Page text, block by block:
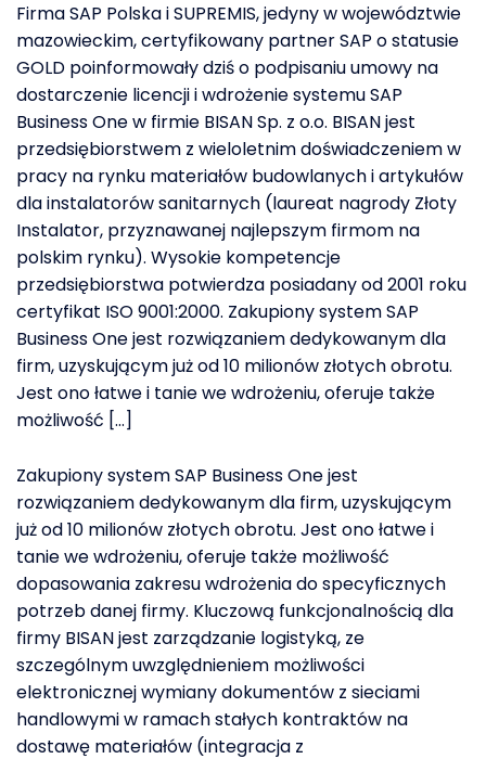
Firma SAP Polska i SUPREMIS, jedyny w województwie
mazowieckim, certyfikowany partner SAP o statusie
GOLD poinformowały dziś o podpisaniu umowy na
dostarczenie licencji i wdrożenie systemu SAP
Business One w firmie BISAN Sp. z o.o. BISAN jest
przedsiębiorstwem z wieloletnim doświadczeniem w
pracy na rynku materiałów budowlanych i artykułów
dla instalatorów sanitarnych (laureat nagrody Złoty
Instalator, przyznawanej najlepszym firmom na
polskim rynku). Wysokie kompetencje
przedsiębiorstwa potwierdza posiadany od 2001 roku
certyfikat ISO 9001:2000. Zakupiony system SAP
Business One jest rozwiązaniem dedykowanym dla
firm, uzyskującym już od 10 milionów złotych obrotu.
Jest ono łatwe i tanie we wdrożeniu, oferuje także
możliwość […]
Zakupiony system SAP Business One jest
rozwiązaniem dedykowanym dla firm, uzyskującym
już od 10 milionów złotych obrotu. Jest ono łatwe i
tanie we wdrożeniu, oferuje także możliwość
dopasowania zakresu wdrożenia do specyficznych
potrzeb danej firmy. Kluczową funkcjonalnością dla
firmy BISAN jest zarządzanie logistyką, ze
szczególnym uwzględnieniem możliwości
elektronicznej wymiany dokumentów z sieciami
handlowymi w ramach stałych kontraktów na
dostawę materiałów (integracja z